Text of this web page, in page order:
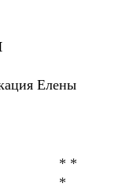
Елены
* *
*